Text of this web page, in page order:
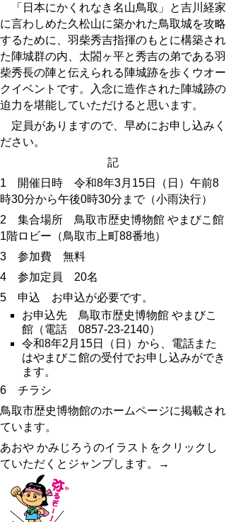
「日本にかくれなき名山鳥取」と吉川経家
に言わしめた久松山に築かれた鳥取城を攻略
するために、羽柴秀吉指揮のもとに構築され
た陣城群の内、太閤ヶ平と秀吉の弟である羽
柴秀長の陣と伝えられる陣城跡を歩くウオー
クイベントです。入念に造作された陣城跡の
迫力を堪能していただけると思います。
定員がありますので、早めにお申し込みく
ださい。
記
1 開催日時 令和8年3月15日（日）午前8
時30分から午後0時30分まで（小雨決行）
2 集合場所 鳥取市歴史博物館 やまびこ館
1階ロビー（鳥取市上町88番地）
3 参加費 無料
4 参加定員 20名
5 申込 お申込が必要です。
お申込先 鳥取市歴史博物館 やまびこ
館（電話 0857-23-2140）
令和8年2月15日（日）から、電話また
はやまびこ館の受付でお申し込みができ
ます。
6 チラシ
鳥取市歴史博物館のホームページに掲載され
ています。
あおや かみじろうのイラストをクリックし
ていただくとジャンプします。→